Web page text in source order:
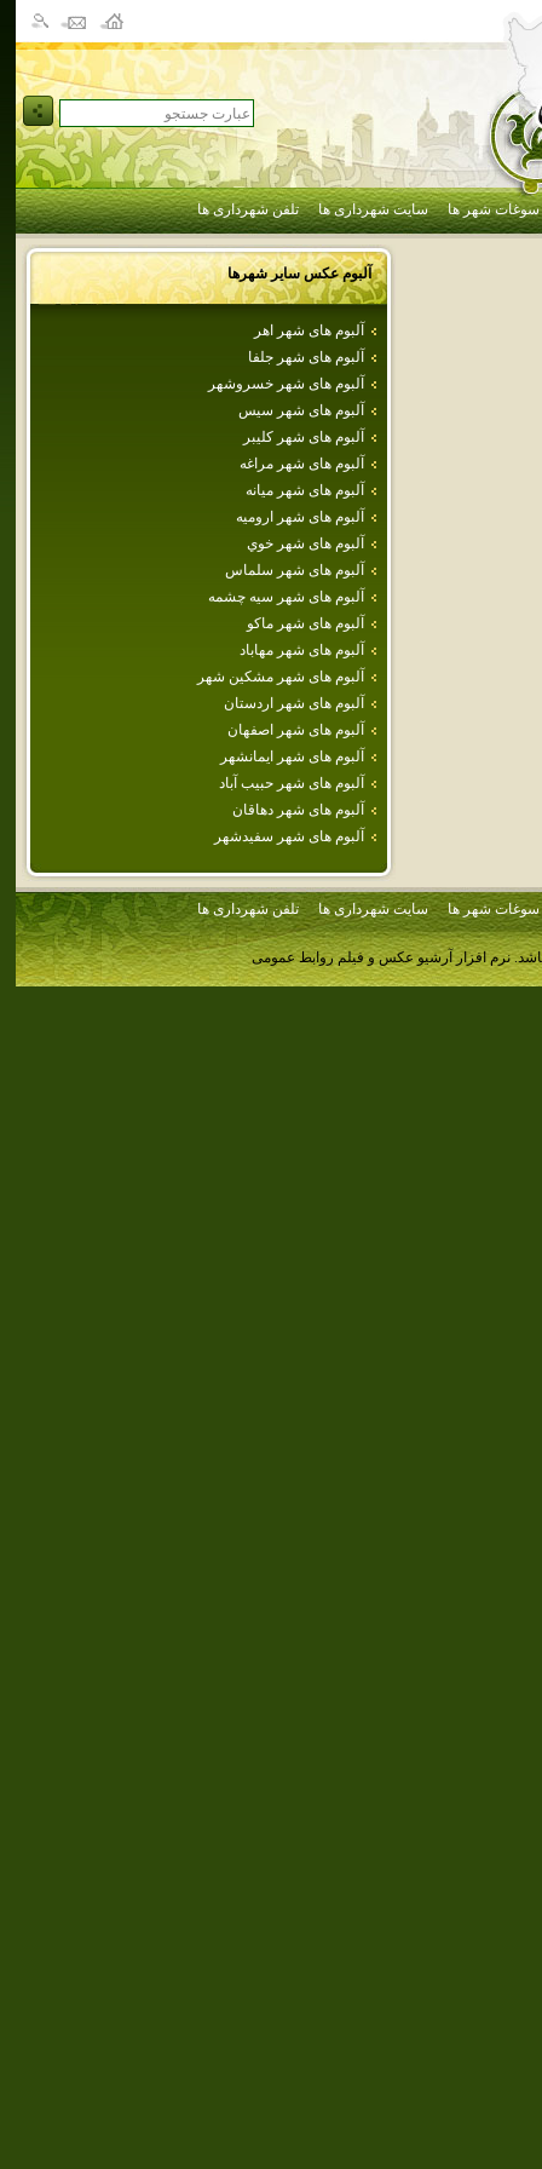
سوغات شهر ها سایت شهرداری ها تلفن شهرداری ها
آلبوم عکس سایر شهرها
آلبوم های شهر اهر
آلبوم های شهر جلفا
آلبوم های شهر خسروشهر
آلبوم های شهر سيس
آلبوم های شهر كليبر
آلبوم های شهر مراغه
آلبوم های شهر ميانه
آلبوم های شهر اروميه
آلبوم های شهر خوي
آلبوم های شهر سلماس
آلبوم های شهر سيه چشمه
آلبوم های شهر ماكو
آلبوم های شهر مهاباد
آلبوم های شهر مشكين شهر
آلبوم های شهر اردستان
آلبوم های شهر اصفهان
آلبوم های شهر ايمانشهر
آلبوم های شهر حبيب آباد
آلبوم های شهر دهاقان
آلبوم های شهر سفيدشهر
سوغات شهر ها سایت شهرداری ها تلفن شهرداری ها
نرم افزار آرشیو عکس و فیلم روابط عمومی